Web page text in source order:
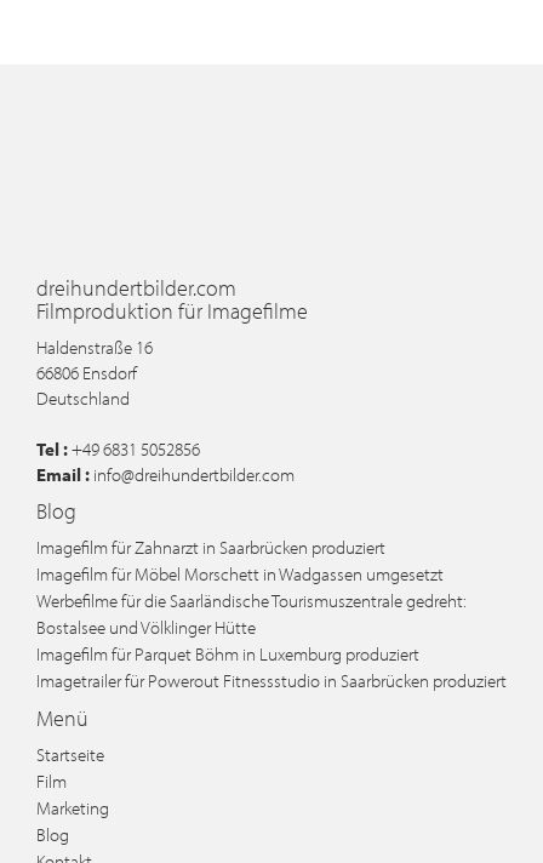
dreihundertbilder.com
Filmproduktion für Imagefilme
Haldenstraße 16
66806 Ensdorf
Deutschland
Tel :+49 6831 5052856
Email : info@dreihundertbilder.com
Blog
Imagefilm für Zahnarzt in Saarbrücken produziert
Imagefilm für Möbel Morschett in Wadgassen umgesetzt
Werbefilme für die Saarländische Tourismuszentrale gedreht:
Bostalsee und Völklinger Hütte
Imagefilm für Parquet Böhm in Luxemburg produziert
Imagetrailer für Powerout Fitnessstudio in Saarbrücken produziert
Menü
Startseite
Film
Marketing
Blog